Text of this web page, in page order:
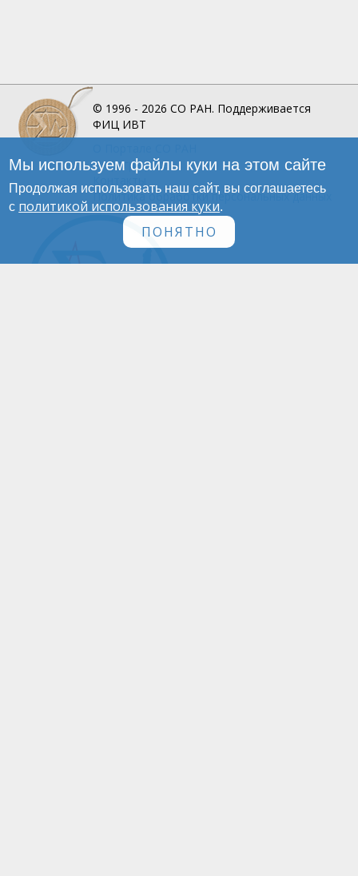
© 1996 - 2026 СО РАН. Поддерживается
ФИЦ ИВТ
Инфографика
Политика обработки персональных данных
Мы используем файлы куки на этом сайте
Продолжая использовать наш сайт, вы соглашаетесь
с политикой использования куки.
ПОНЯТНО